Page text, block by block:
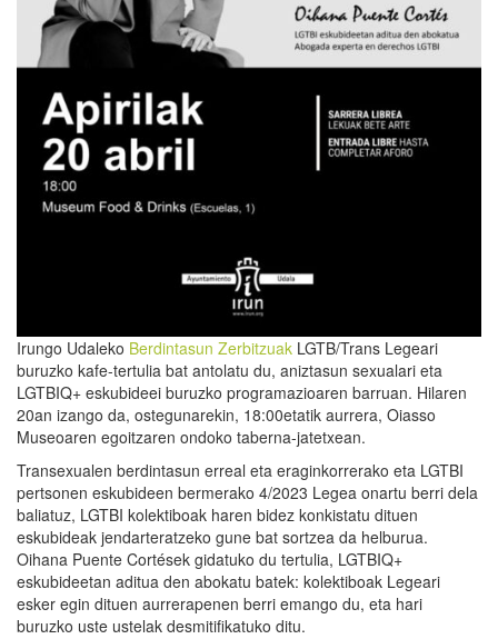
Irungo Udaleko Berdintasun Zerbitzuak LGTB/Trans Legeari
buruzko kafe-tertulia bat antolatu du, aniztasun sexualari eta
LGTBIQ+ eskubideei buruzko programazioaren barruan. Hilaren
20an izango da, ostegunarekin, 18:00etatik aurrera, Oiasso
Museoaren egoitzaren ondoko taberna-jatetxean.
Transexualen berdintasun erreal eta eraginkorrerako eta LGTBI
pertsonen eskubideen bermerako 4/2023 Legea onartu berri dela
baliatuz, LGTBI kolektiboak haren bidez konkistatu dituen
eskubideak jendarteratzeko gune bat sortzea da helburua.
Oihana Puente Cortések gidatuko du tertulia, LGTBIQ+
eskubideetan aditua den abokatu batek: kolektiboak Legeari
esker egin dituen aurrerapenen berri emango du, eta hari
buruzko uste ustelak desmitifikatuko ditu.